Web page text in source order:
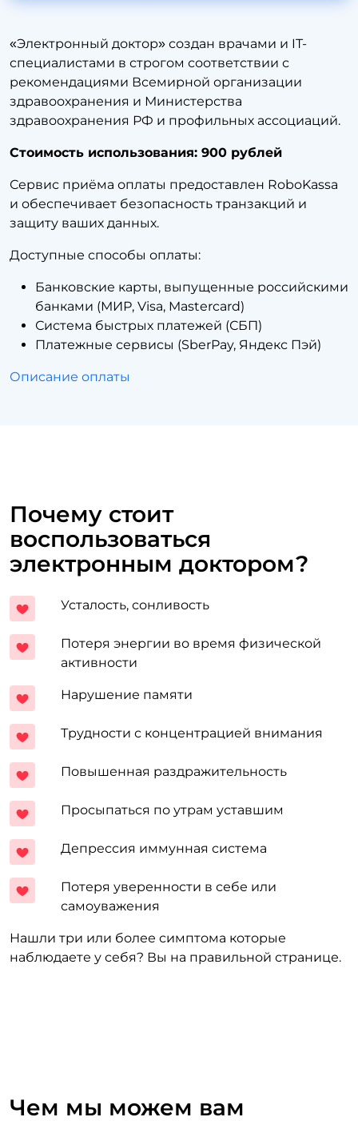
«Электронный доктор» создан врачами и IT-
специалистами в строгом соответствии с
рекомендациями Всемирной организации
здравоохранения и Министерства
здравоохранения РФ и профильных ассоциаций.
Стоимость использования: 900 рублей
Сервис приёма оплаты предоставлен RoboKassa
и обеспечивает безопасность транзакций и
защиту ваших данных.
Доступные способы оплаты:
Банковские карты, выпущенные российскими
банками (МИР, Visa, Mastercard)
Система быстрых платежей (СБП)
Платежные сервисы (SberPay, Яндекс Пэй)
Описание оплаты
Почему стоит
воспользоваться
электронным доктором?
Усталость, сонливость
Потеря энергии во время физической
активности
Нарушение памяти
Трудности с концентрацией внимания
Повышенная раздражительность
Просыпаться по утрам уставшим
Депрессия иммунная система
Потеря уверенности в себе или
самоуважения
Нашли три или более симптома которые
наблюдаете у себя? Вы на правильной странице.
Чем мы можем вам